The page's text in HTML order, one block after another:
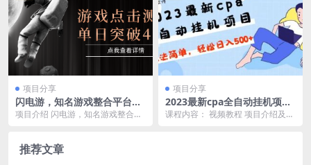
项目分享
闪电游，知名游戏整合平台，
项目背靠大厂，运行稳定，项
用电脑资源进行灵活多开，突
破收益单日点击测试400+
项目介绍 闪电游，知名游戏整合平
项目分享
2023最新cpa全自动挂机项
目，玩法简单，轻松日入500
课程内容： 视频教程 项目介绍及原
推荐文章